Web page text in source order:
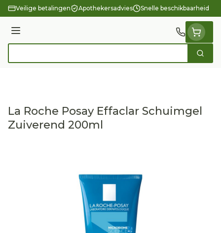
Ga naar de inhoud
Veilige betalingen Apothekersadvies Snelle beschikbaarheid
Menu
Zoek
La Roche Posay Effaclar Schuimgel
Zuiverend 200ml